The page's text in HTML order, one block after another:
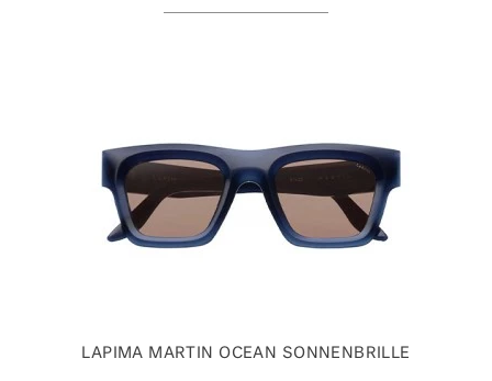
LAPIMA MARTIN OCEAN SONNENBRILLE